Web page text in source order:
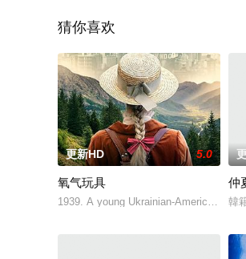
猜你喜欢
更新HD 5.0
氧气玩具
1939. A young Ukrainian-American
仲
韓